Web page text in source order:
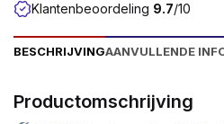
Klantenbeoordeling 9.7/10
BESCHRIJVINGAANVULLENDE
Productomschrijving